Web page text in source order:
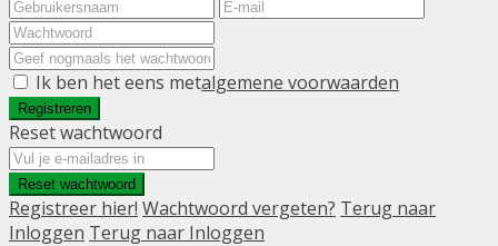
Ik ben het eens metalgemene voorwaarden
Registreren
Reset wachtwoord
Reset wachtwoord
Registreer hier! Wachtwoord vergeten? Terug naar
Inloggen Terug naar Inloggen